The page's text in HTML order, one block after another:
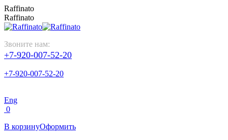
Перейти
к
содержанию
Raffinato
Raffinato
Звоните нам:
+7-920-007-52-20
+7-920-007-52-20
Eng
0
В корзинуОформить